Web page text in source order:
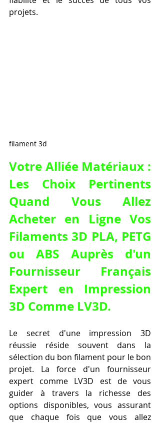
projets.
filament 3d
Votre Alliée Matériaux :
Les Choix Pertinents
Acheter en Ligne Vos
Filaments 3D PLA, PETG
ou ABS Auprès d'un
Fournisseur Français
Expert en Impression
3D Comme LV3D.
Le secret d'une impression 3D
réussie réside souvent dans la
sélection du bon filament pour le bon
projet. La force d'un fournisseur
expert comme LV3D est de vous
guider à travers la richesse des
options disponibles, vous assurant